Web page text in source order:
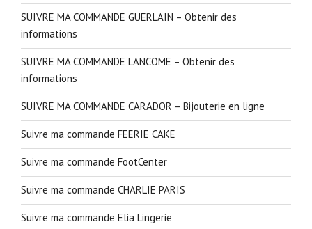
SUIVRE MA COMMANDE GUERLAIN – Obtenir des
informations
SUIVRE MA COMMANDE LANCOME – Obtenir des
informations
SUIVRE MA COMMANDE CARADOR – Bijouterie en ligne
Suivre ma commande FEERIE CAKE
Suivre ma commande FootCenter
Suivre ma commande CHARLIE PARIS
Suivre ma commande Elia Lingerie